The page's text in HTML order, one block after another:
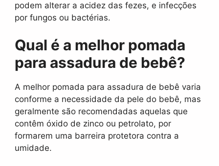
podem alterar a acidez das fezes, e infecções
por fungos ou bactérias.
Qual é a melhor pomada
para assadura de bebê?
A melhor pomada para assadura de bebê varia
conforme a necessidade da pele do bebê, mas
geralmente são recomendadas aquelas que
contêm óxido de zinco ou petrolato, por
formarem uma barreira protetora contra a
umidade.